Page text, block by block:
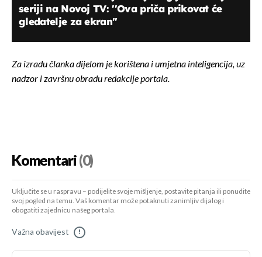
seriji na Novoj TV: ''Ova priča prikovat će
gledatelje za ekran''
Za izradu članka dijelom je korištena i umjetna inteligencija, uz
nadzor i završnu obradu redakcije portala.
Komentari(0)
Uključite se u raspravu – podijelite svoje mišljenje, postavite pitanja ili ponudite
svoj pogled na temu. Vaš komentar može potaknuti zanimljiv dijalog i
obogatiti zajednicu našeg portala.
Važna obavijest !